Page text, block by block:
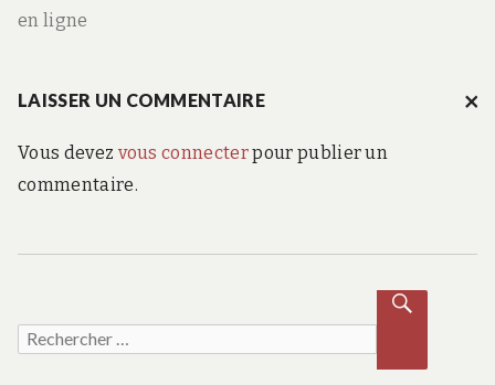
i
o
n
d
e
’
en ligne
LAISSER UN COMMENTAIRE
Vous devez vous connecterpour publier un
commentaire.